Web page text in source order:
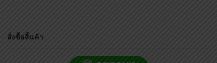
สั่งซื้อสิ้นค้า